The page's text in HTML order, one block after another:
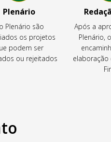
Plenário
Plenário são
os projetos
podem ser
ou rejeitados
Após a
Plenário,
elaboração